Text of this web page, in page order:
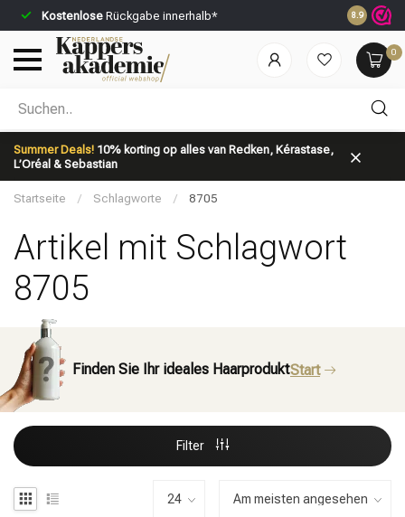
Kostenlose Rückgabe innerhalb* Vor 23:59
8.9
0
Summer Deals! 10% korting op alles van Redken, Kérastase,
L’Oréal & Sebastian
Nach welcher Kategorie suchst du?
Marken
Startseite / Schlagworte / 8705
Artikel mit Schlagwort
8705
Finden Sie Ihr ideales HaarproduktStart
Filter